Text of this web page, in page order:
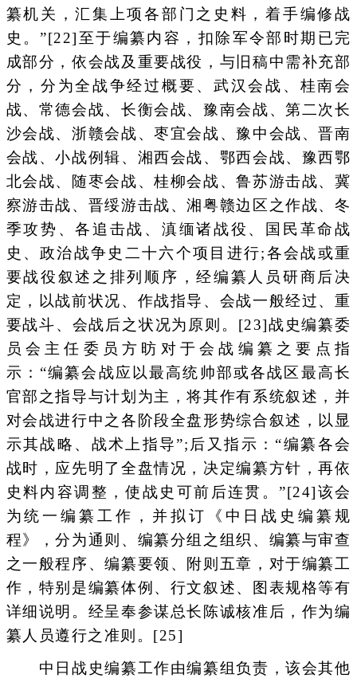
纂机关，汇集上项各部门之史料，着手编修战
史。”[22]至于编纂内容，扣除军令部时期已完
成部分，依会战及重要战役，与旧稿中需补充部
分，分为全战争经过概要、武汉会战、桂南会
战、常德会战、长衡会战、豫南会战、第二次长
沙会战、浙赣会战、枣宜会战、豫中会战、晋南
会战、小战例辑、湘西会战、鄂西会战、豫西鄂
北会战、随枣会战、桂柳会战、鲁苏游击战、冀
察游击战、晋绥游击战、湘粤赣边区之作战、冬
季攻势、各追击战、滇缅诸战役、国民革命战
史、政治战争史二十六个项目进行;各会战或重
要战役叙述之排列顺序，经编纂人员研商后决
定，以战前状况、作战指导、会战一般经过、重
要战斗、会战后之状况为原则。[23]战史编纂委
员会主任委员方昉对于会战编纂之要点指
示：“编纂会战应以最高统帅部或各战区最高长
官部之指导与计划为主，将其作有系统叙述，并
对会战进行中之各阶段全盘形势综合叙述，以显
示其战略、战术上指导”;后又指示：“编纂各会
战时，应先明了全盘情况，决定编纂方针，再依
史料内容调整，使战史可前后连贯。”[24]该会
为统一编纂工作，并拟订《中日战史编纂规
程》，分为通则、编纂分组之组织、编纂与审查
之一般程序、编纂要领、附则五章，对于编纂工
作，特别是编纂体例、行文叙述、图表规格等有
详细说明。经呈奉参谋总长陈诚核准后，作为编
纂人员遵行之准则。[25]
中日战史编纂工作由编纂组负责，该会其他